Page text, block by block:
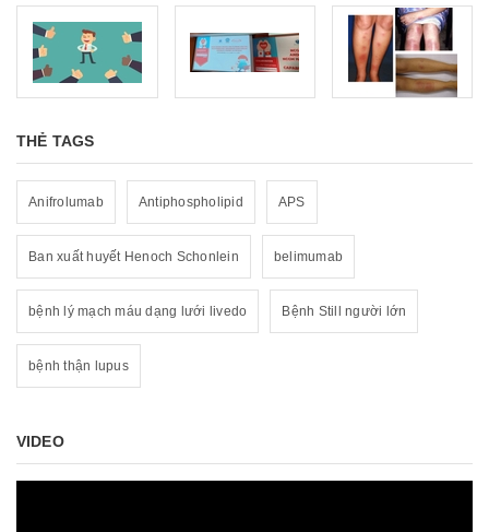
THẺ TAGS
Anifrolumab Antiphospholipid APS
Ban xuất huyết Henoch Schonlein belimumab
bệnh lý mạch máu dạng lưới livedo Bệnh Still người lớn
bệnh thận lupus
VIDEO